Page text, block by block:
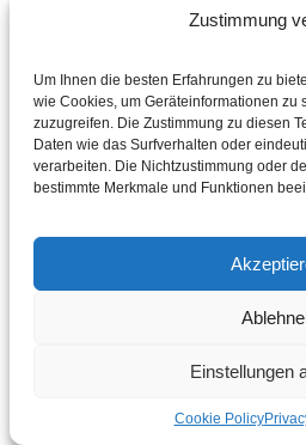
Zustimmung
Um Ihnen die besten Erfahrungen zu
wie Cookies, um Geräteinformationen zu
zuzugreifen. Die Zustimmung zu diesen
Daten wie das Surfverhalten oder
verarbeiten. Die Nichtzustimmung oder
bestimmte Merkmale und Funktionen
Einstellungen
Cookie Policy
© 2025 Alle Rechte vorbehalten.
Entwickelt von Digihelpmate.com